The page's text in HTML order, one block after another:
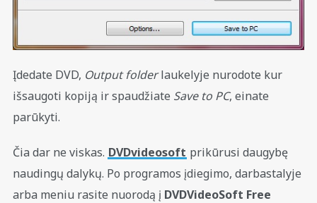
Įdedate DVD, Output folderlaukelyje nurodote kur
išsaugoti kopiją ir spaudžiate Save to PC, einate
parūkyti.
Čia dar ne viskas. DVDvideosoft prikūrusi daugybę
naudingų dalykų. Po programos įdiegimo, darbastalyje
arba meniu rasite nuorodą į DVDVideoSoft Free